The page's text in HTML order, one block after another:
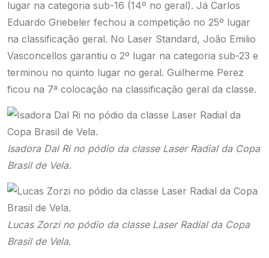
lugar na categoria sub-16 (14º no geral). Já Carlos
Eduardo Griebeler fechou a competição no 25º lugar
na classificação geral. No Laser Standard, João Emilio
Vasconcellos garantiu o 2º lugar na categoria sub-23 e
terminou no quinto lugar no geral. Guilherme Perez
ficou na 7ª colocação na classificação geral da classe.
Isadora Dal Ri no pódio da classe Laser Radial da Copa
Brasil de Vela.
Lucas Zorzi no pódio da classe Laser Radial da Copa
Brasil de Vela.